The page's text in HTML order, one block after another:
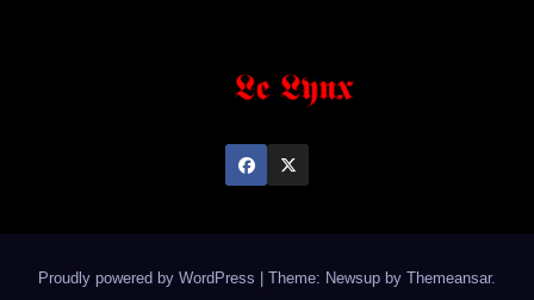
Proudly powered by WordPress Theme: Newsup by Themeansar.